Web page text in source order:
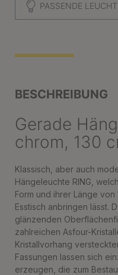
PASSENDE
BESCHREIBUNG
Gerade
chrom, 130
Klassisch, aber auch
Hängeleuchte RING,
Form und ihrer Länge
Esstisch anbringen lässt.
glänzenden
zahlreichen Asfour-
Kristallvorhang
Fassungen lassen sich
erzeugen, die zum